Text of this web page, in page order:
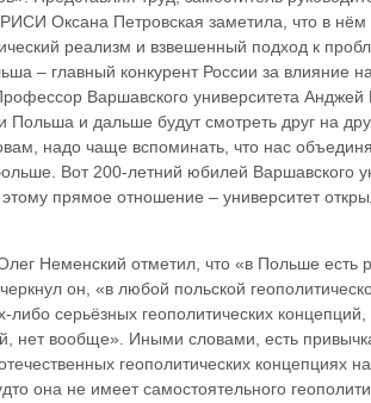
Оксана Петровская заметила, что в нём
реализм и взвешенный подход к
– главный конкурент России за влияние
Варшавского университета
Польша и дальше будут смотреть друг на
надо чаще вспоминать, что нас
Вот 200-летний юбилей Варшавского
прямое отношение – университет
Неменский отметил, что «в Польше есть
он, «в любой польской
серьёзных геополитических
нет вообще». Иными словами, есть
геополитических концепциях
она не имеет самостоятельного